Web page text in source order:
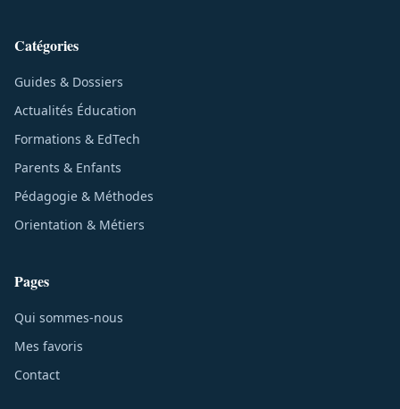
Catégories
Guides & Dossiers
Actualités Éducation
Formations & EdTech
Parents & Enfants
Pédagogie & Méthodes
Orientation & Métiers
Pages
Qui sommes-nous
Mes favoris
Contact